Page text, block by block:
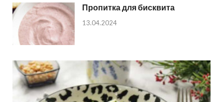
Пропитка для бисквита
13.04.2024